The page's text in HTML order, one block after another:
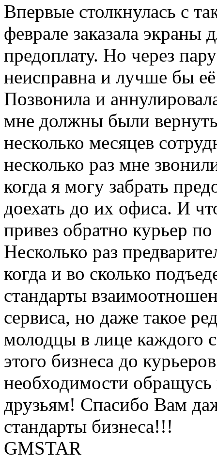
Впервые столкнулась с
феврале заказала экраны
предоплату. Но через
неисправна и лучше бы
Позвонила и
мне должны были
несколько месяцев
несколько раз мне
когда я могу забрать
доехать до их офиса. И
привез обратно курьер
Несколько раз
когда и во сколько
стандарты
сервиса, но даже такое
молодцы в лице каждого
этого бизнеса до
необходимости
друзьям! Спасибо Вам
стандарты бизнеса!!!
GMSTAR